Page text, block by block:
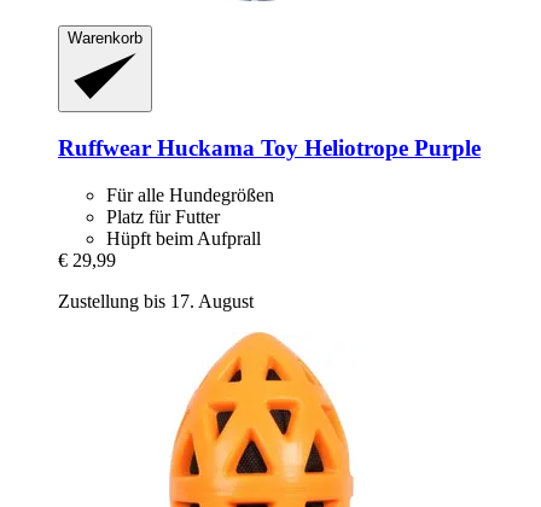
Warenkorb
Ruffwear Huckama Toy Heliotrope Purple
Für alle Hundegrößen
Platz für Futter
Hüpft beim Aufprall
€ 29,99
Zustellung bis 17. August